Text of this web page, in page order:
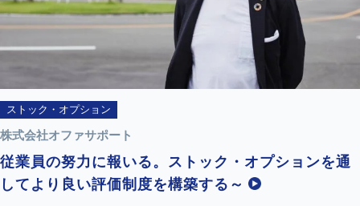
ストック・オプション
株式会社オファサポート
従業員の努力に報いる。ストック・オプションを通
してより良い評価制度を構築する～